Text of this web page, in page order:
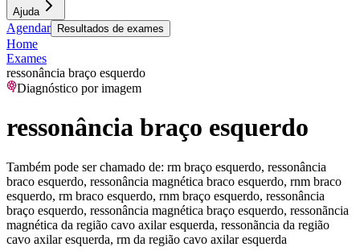
Ajuda
Agendar Resultados de exames
Home
Exames
ressonância braço esquerdo
Diagnóstico por imagem
ressonância braço esquerdo
Também pode ser chamado de: rm braço esquerdo, ressonância
braco esquerdo, ressonância magnética braco esquerdo, rnm braco
esquerdo, rm braco esquerdo, rnm braço esquerdo, ressonância
braço esquerdo, ressonância magnética braço esquerdo, ressonãncia
magnética da região cavo axilar esquerda, ressonãncia da região
cavo axilar esquerda, rm da região cavo axilar esquerda